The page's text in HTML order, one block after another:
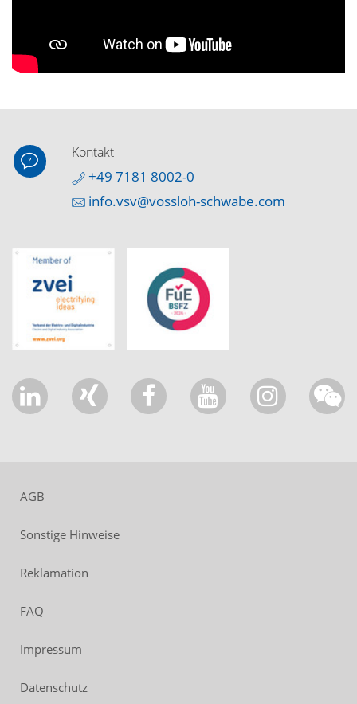
Kontakt
+49 7181 8002-0
info.vsv@vossloh-schwabe.com
AGB
Sonstige Hinweise
Reklamation
FAQ
Impressum
Datenschutz